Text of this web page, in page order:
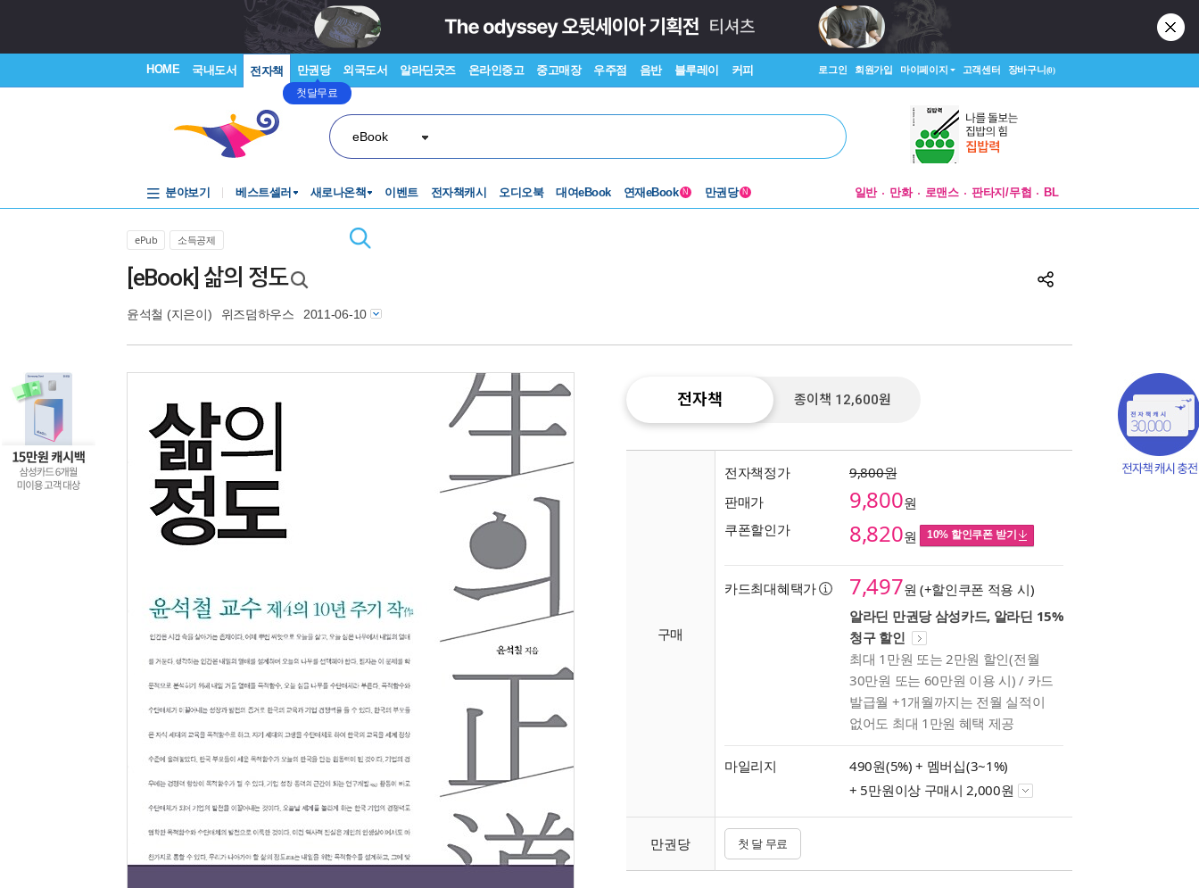
HOME 국내도서 전자책 만권당
첫달무료
외국도서 알라딘굿즈 온라인중고 중고매장 우주점 음반 블루레이 커피 로그인 회원가입 마이페이지 고객센터 장바구니(0)
eBook
분야보기 베스트셀러 새로나온책 이벤트 전자책캐시 오디오북 대여eBook 연재eBook N 만권당 N 일반 만화 로맨스 판타지/무협 BL
ePub 소득공제
[eBook] 삶의 정도
윤석철 (지은이) 위즈덤하우스 2011-06-10
전자책 종이책 12,600원
구매
전자책정가
9,800원
판매가
9,800원
쿠폰할인가
8,820원 10% 할인쿠폰 받기
카드최대혜택가 7,497원 (+할인쿠폰 적용 시)
알라딘 만권당 삼성카드, 알라딘 15%
청구 할인
최대 1만원 또는 2만원 할인(전월
30만원 또는 60만원 이용 시) / 카드
발급월 +1개월까지는 전월 실적이
없어도 최대 1만원 혜택 제공
마일리지 490원(5%) + 멤버십(3~1%)
+ 5만원이상 구매시 2,000원
만권당 첫 달 무료